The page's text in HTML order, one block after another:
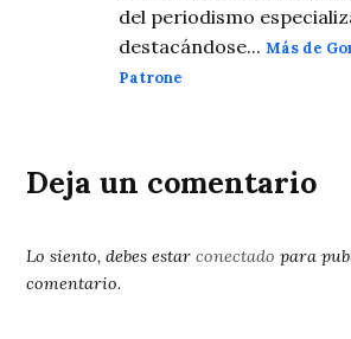
del periodismo
destacándose...Más de
Patrone
Deja un comentario
Lo siento, debes estarconectado para
comentario.